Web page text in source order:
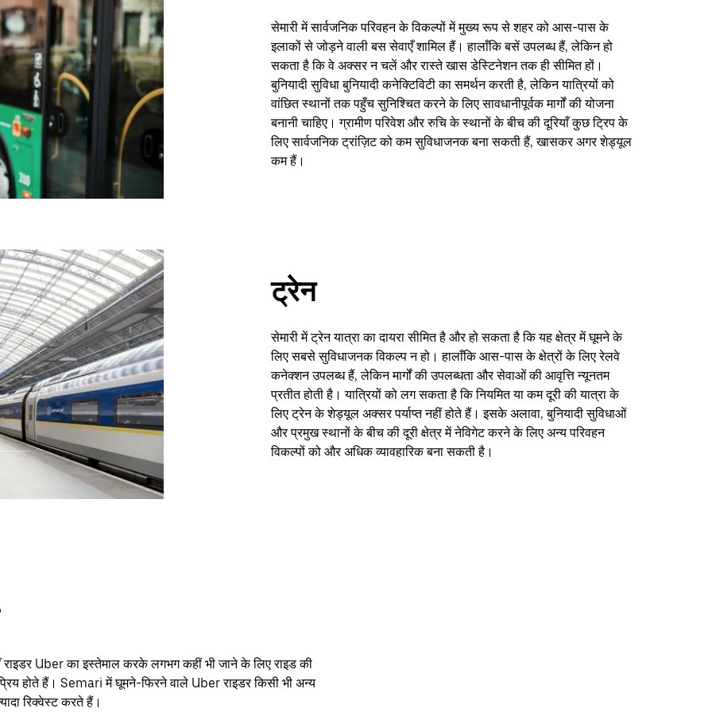
सेमारी में सार्वजनिक परिवहन के विकल्पों में मुख्य रूप से शहर को आस-पास के
इलाकों से जोड़ने वाली बस सेवाएँ शामिल हैं। हालाँकि बसें उपलब्ध हैं, लेकिन हो
सकता है कि वे अक्सर न चलें और रास्ते खास डेस्टिनेशन तक ही सीमित हों।
बुनियादी सुविधा बुनियादी कनेक्टिविटी का समर्थन करती है, लेकिन यात्रियों को
वांछित स्थानों तक पहुँच सुनिश्चित करने के लिए सावधानीपूर्वक मार्गों की योजना
बनानी चाहिए। ग्रामीण परिवेश और रुचि के स्थानों के बीच की दूरियाँ कुछ ट्रिप के
लिए सार्वजनिक ट्रांज़िट को कम सुविधाजनक बना सकती हैं, खासकर अगर शेड्यूल
कम हैं।
ट्रेन
सेमारी में ट्रेन यात्रा का दायरा सीमित है और हो सकता है कि यह क्षेत्र में घूमने के
लिए सबसे सुविधाजनक विकल्प न हो। हालाँकि आस-पास के क्षेत्रों के लिए रेलवे
कनेक्शन उपलब्ध हैं, लेकिन मार्गों की उपलब्धता और सेवाओं की आवृत्ति न्यूनतम
प्रतीत होती है। यात्रियों को लग सकता है कि नियमित या कम दूरी की यात्रा के
लिए ट्रेन के शेड्यूल अक्सर पर्याप्त नहीं होते हैं। इसके अलावा, बुनियादी सुविधाओं
और प्रमुख स्थानों के बीच की दूरी क्षेत्र में नेविगेट करने के लिए अन्य परिवहन
विकल्पों को और अधिक व्यावहारिक बना सकती है।
Uber का इस्तेमाल करके लगभग कहीं भी जाने के लिए राइड की
होते हैं। Semari में घूमने-फिरने वाले Uber राइडर किसी भी अन्य
रिक्वेस्ट करते हैं।